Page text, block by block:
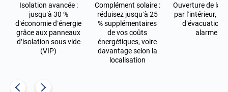
Isolation avancée :
jusqu’à 30 %
d’économie d’énergie
grâce aux panneaux
d’isolation sous vide
(VIP)
Complément solaire :
réduisez jusqu’à 25
% supplémentaires
de vos coûts
énergétiques, voire
davantage selon la
localisation
Ouverture de la
par l’intérieur,
d’évacuation
alarme